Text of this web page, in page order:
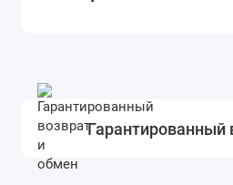
Гарантированный